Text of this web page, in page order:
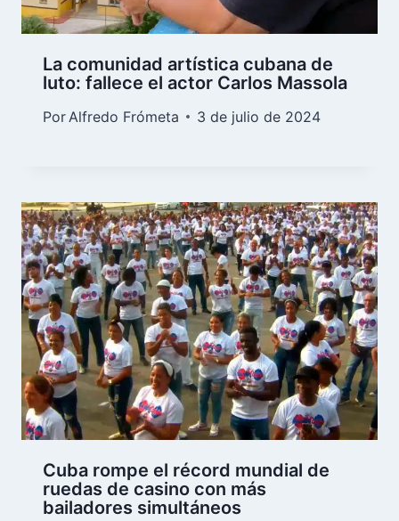
La comunidad artística cubana de
luto: fallece el actor Carlos Massola
Por Alfredo Frómeta 3 de julio de 2024
Cuba rompe el récord mundial de
ruedas de casino con más
bailadores simultáneos